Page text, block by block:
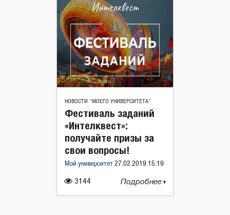
НОВОСТИ "МОЕГО УНИВЕРСИТЕТА"
3144
Фестиваль заданий
«Интелквест»:
получайте призы за
свои вопросы!
Мой университет 27.02.2019 15:19
Подробнее